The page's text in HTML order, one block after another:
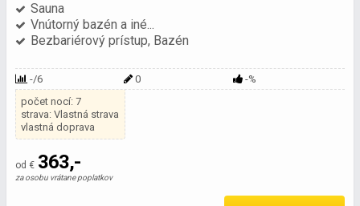
Sauna
Vnútorný bazén a iné...
Bezbariérový prístup, Bazén
-/6 0
-%
počet nocí: 7
strava: Vlastná strava
vlastná doprava
od € 363,-
za osobu vrátane poplatkov